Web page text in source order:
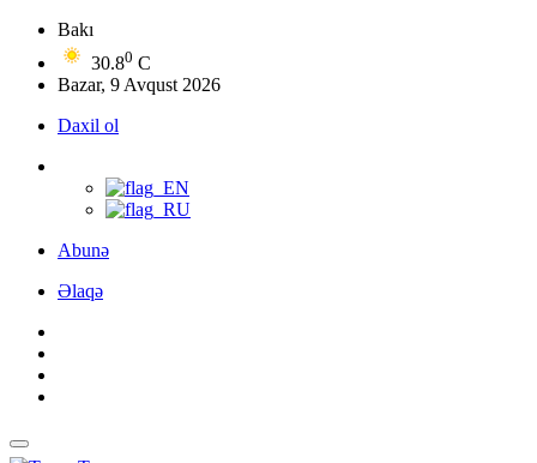
Bakı
30.80 C
Bazar, 9 Avqust 2026
Daxil ol
Abunə
Əlaqə